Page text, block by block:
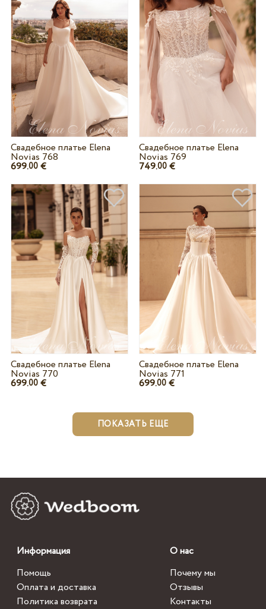
Свадебное платье Elena
Novias 768
699.00€
Свадебное платье Elena
Novias 769
749.00 €
Свадебное платье Elena
Novias 770
699.00€
Свадебное платье Elena
Novias 771
699.00 €
ПОКАЗАТЬ ЕЩЕ
Информация
Помощь
Оплата и доставка
Политика возврата
О нас
Почему мы
Отзывы
Контакты